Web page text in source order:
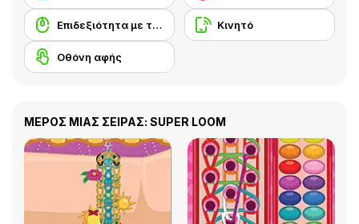
Επιδεξιότητα με το ποντίκι Κινητό
Οθόνη αφής
ΜΕΡΟΣ ΜΙΑΣ ΣΕΙΡΑΣ: SUPER LOOM